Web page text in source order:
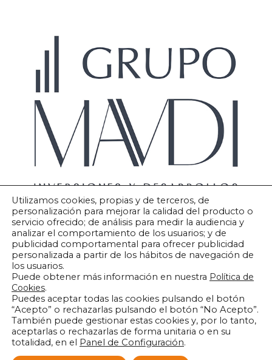
Aviso legal
Política de cookies
Utilizamos cookies, propias y de terceros, de
personalización para mejorar la calidad del producto o
servicio ofrecido; de análisis para medir la audiencia y
analizar el comportamiento de los usuarios; y de
publicidad comportamental para ofrecer publicidad
personalizada a partir de los hábitos de navegación de
los usuarios.
Puede obtener más información en nuestra Política de
Cookies.
Puedes aceptar todas las cookies pulsando el botón
“Acepto” o rechazarlas pulsando el botón “No Acepto”.
También puede gestionar estas cookies y, por lo tanto,
aceptarlas o rechazarlas de forma unitaria o en su
totalidad, en el Panel de Configuración.